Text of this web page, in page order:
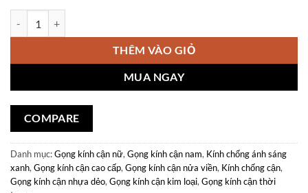
THÊM VÀO GIỎ
MUA NGAY
COMPARE
Danh mục:Gọng kính cận nữ, Gọng kính cận nam, Kính chống ánh sáng
xanh, Gọng kính cận cao cấp, Gọng kính cận nửa viền, Kính chống cận,
Gọng kính cận nhựa dẻo, Gọng kính cận kim loại, Gọng kính cận thời